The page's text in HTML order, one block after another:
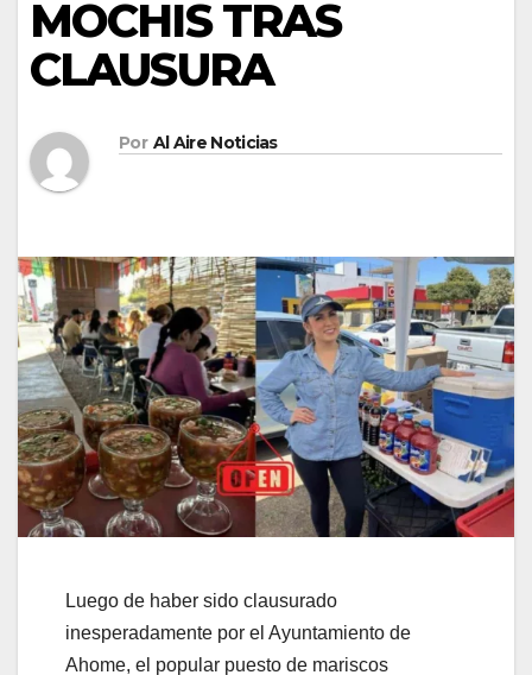
MOCHIS TRAS
CLAUSURA
Por Al Aire Noticias
Luego de haber sido clausurado
inesperadamente por el Ayuntamiento de
Ahome, el popular puesto de mariscos